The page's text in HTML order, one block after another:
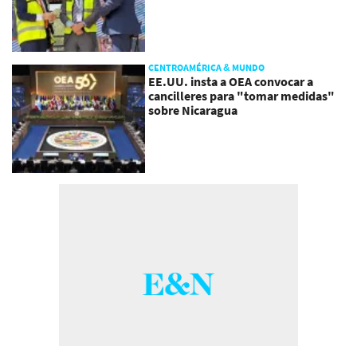
CENTROAMÉRICA & MUNDO
EE.UU. insta a OEA convocar a
cancilleres para "tomar medidas"
sobre Nicaragua